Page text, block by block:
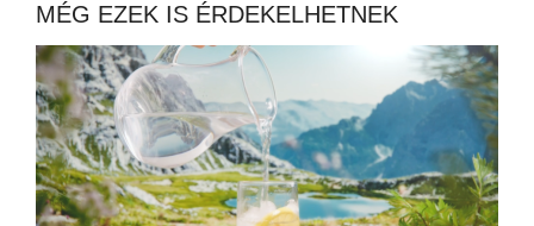
MÉG EZEK IS ÉRDEKELHETNEK